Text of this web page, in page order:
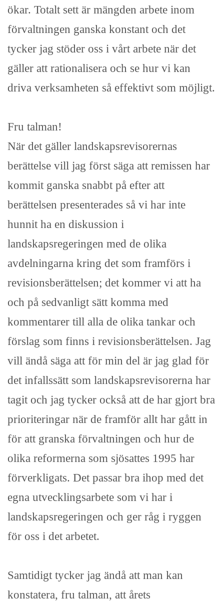
ökar. Totalt sett är mängden arbete inom
förvaltningen ganska konstant och det
tycker jag stöder oss i vårt arbete när det
gäller att rationalisera och se hur vi kan
driva verksamheten så effektivt som möjligt.
Fru talman!
När det gäller landskapsrevisorernas
berättelse vill jag först säga att remissen har
kommit ganska snabbt på efter att
berättelsen presenterades så vi har inte
hunnit ha en diskussion i
landskapsregeringen med de olika
avdelningarna kring det som framförs i
revisionsberättelsen; det kommer vi att ha
och på sedvanligt sätt komma med
kommentarer till alla de olika tankar och
förslag som finns i revisionsberättelsen. Jag
vill ändå säga att för min del är jag glad för
det infallssätt som landskapsrevisorerna har
tagit och jag tycker också att de har gjort bra
prioriteringar när de framför allt har gått in
för att granska förvaltningen och hur de
olika reformerna som sjösattes 1995 har
förverkligats. Det passar bra ihop med det
egna utvecklingsarbete som vi har i
landskapsregeringen och ger råg i ryggen
för oss i det arbetet.
Samtidigt tycker jag ändå att man kan
konstatera, fru talman, att årets